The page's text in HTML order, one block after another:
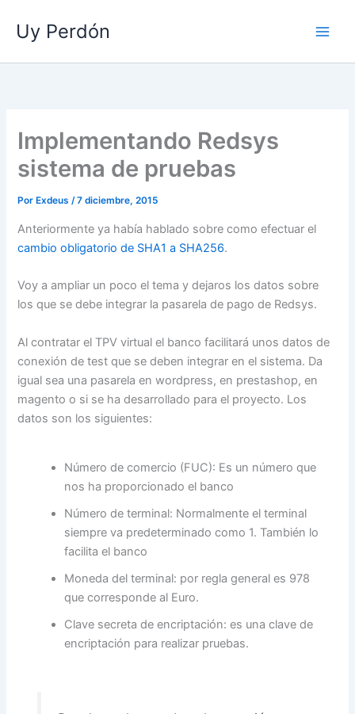
contenido
Uy Perdón
Implementando Redsys
sistema de pruebas
Por Exdeus/7 diciembre, 2015
Anteriormente ya había hablado sobre como efectuar el
cambio obligatorio de SHA1 a SHA256.
Voy a ampliar un poco el tema y dejaros los datos sobre
los que se debe integrar la pasarela de pago de Redsys.
Al contratar el TPV virtual el banco facilitará unos datos de
conexión de test que se deben integrar en el sistema. Da
igual sea una pasarela en wordpress, en prestashop, en
magento o si se ha desarrollado para el proyecto. Los
datos son los siguientes:
Número de comercio (FUC): Es un número que
nos ha proporcionado el banco
Número de terminal: Normalmente el terminal
siempre va predeterminado como 1. También lo
facilita el banco
Moneda del terminal: por regla general es 978
que corresponde al Euro.
Clave secreta de encriptación: es una clave de
encriptación para realizar pruebas.